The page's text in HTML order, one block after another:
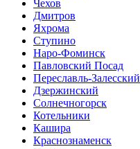
Чехов
Дмитров
Яхрома
Ступино
Наро-Фоминск
Павловский Посад
Переславль-Залесский
Дзержинский
Солнечногорск
Котельники
Кашира
Краснознаменск